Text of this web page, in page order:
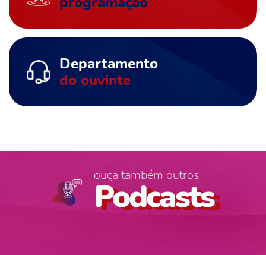
Departamento
do ouvinte
ouça também outros
Podcasts